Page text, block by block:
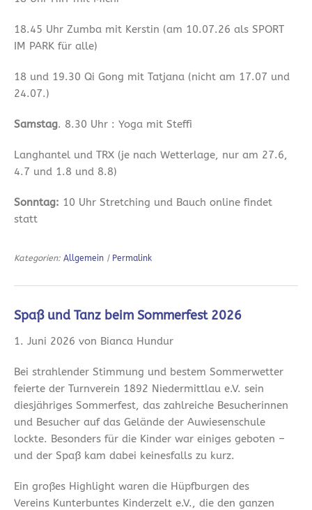
18.45 Uhr Zumba mit Kerstin (am 10.07.26 als SPORT
IM PARK für alle)
18 und 19.30 Qi Gong mit Tatjana (nicht am 17.07 und
24.07.)
Samstag. 8.30 Uhr : Yoga mit Steffi
Langhantel und TRX (je nach Wetterlage, nur am 27.6,
4.7 und 1.8 und 8.8)
Sonntag: 10 Uhr Stretching und Bauch online findet
statt
Kategorien: Allgemein | Permalink
Spaß und Tanz beim Sommerfest 2026
1. Juni 2026 von Bianca Hundur
Bei strahlender Stimmung und bestem Sommerwetter
feierte der Turnverein 1892 Niedermittlau e.V. sein
diesjähriges Sommerfest, das zahlreiche Besucherinnen
und Besucher auf das Gelände der Auwiesenschule
lockte. Besonders für die Kinder war einiges geboten –
und der Spaß kam dabei keinesfalls zu kurz.
Ein großes Highlight waren die Hüpfburgen des
Vereins Kunterbuntes Kinderzelt e.V., die den ganzen